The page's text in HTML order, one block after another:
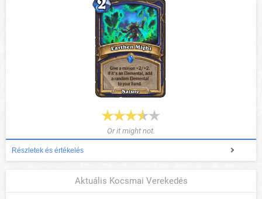
Or it might not.
Részletek és értékelés
Aktuális Kocsmai Verekedés